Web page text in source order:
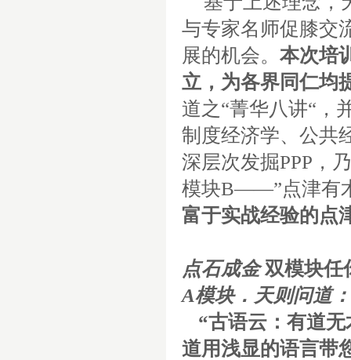
与专家名师促膝交
展的机会。 本次培
立，为各界同仁均
道之“菁华八讲“，
制度经济学、公共
深层次发掘PPP ，
模块B——”点津有
富于实战经验的点
点石成金双模块任
A模块． 天则问道
“古语云：有道
道用浅显的语言带